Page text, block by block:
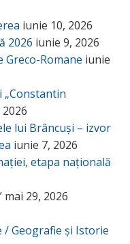
iunie 10, 2026
2026 iunie 9, 2026
Romane iunie
„Constantin
lui Brâncuși – izvor
iunie 7, 2026
etapa națională
mai 29, 2026
/ Geografie și Istorie